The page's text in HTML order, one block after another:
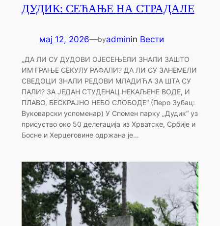
ДУДИК: СЕЋАЊЕ НА СТРАДАЛЕ
мај 12, 2026—byadminin Вести
„ДА ЛИ СУ ДУДОВИ ОЈЕСЕЊЕЛИ ЗНАЛИ ЗАШТО
ИМ ГРАЊЕ СЕКУЛУ РАФАЛИ? ДА ЛИ СУ ЗАНЕМЕЛИ
СВЕДОЦИ ЗНАЛИ РЕДОВИ МЛАДИЋА ЗА ШТА СУ
ПАЛИ? ЗА ЈЕДАН СТУДЕНАЦ НЕКАЉЕНЕ ВОДЕ, И
ПЛАВО, БЕСКРАЈНО НЕБО СЛОБОДЕ“ (Перо Зубац:
Вуковарски успоменар) У Спомен парку „Дудик“ уз
присуство око 50 делегација из Хрватске, Србије и
Босне и Херцеговине одржана је…